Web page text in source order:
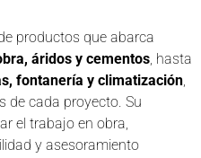
productos que abarca
áridos y cementos, hasta
fontanería y climatización,
de cada proyecto. Su
el trabajo en obra,
y asesoramiento